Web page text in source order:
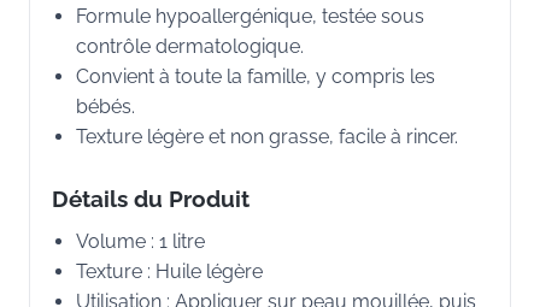
Formule hypoallergénique, testée sous
contrôle dermatologique.
Convient à toute la famille, y compris les
bébés.
Texture légère et non grasse, facile à rincer.
Détails du Produit
Volume : 1 litre
Texture : Huile légère
Utilisation : Appliquer sur peau mouillée, puis